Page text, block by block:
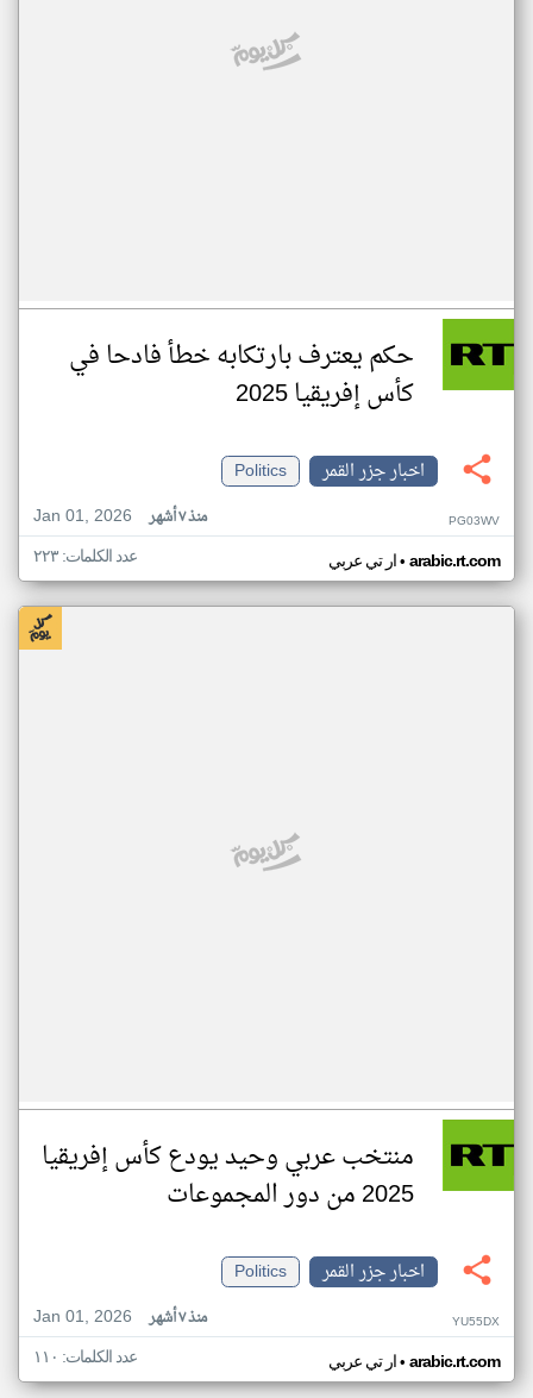
حكم يعترف بارتكابه خطأ فادحا في
كأس إفريقيا 2025
اخبار جزر القمر
Politics
Jan 01, 2026
منذ ٧ أشهر PG03WV
ار تي عربي• arabic.rt.com عدد الكلمات: ٢٢٣
منتخب عربي وحيد يودع كأس إفريقيا
2025 من دور المجموعات
اخبار جزر القمر
Politics
Jan 01, 2026
منذ ٧ أشهر YU55DX
ار تي عربي• arabic.rt.com عدد الكلمات: ١١٠